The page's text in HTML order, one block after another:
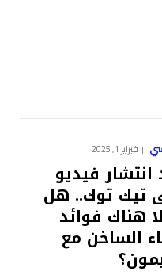
فبراير 1, 2025
انتشار فيديو
تيك توك.. هل
هناك فوائد
الساخن مع